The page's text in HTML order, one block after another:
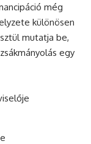
még
különösen
mutatja be,
egy